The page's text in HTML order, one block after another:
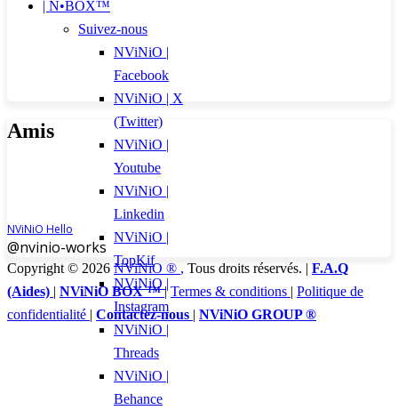
Amis
NViNiO Hello
@nvinio-works
Copyright © 2026 NViNiO ® , Tous droits réservés. | F.A.Q
(Aides) | NViNiO BOX ™|Termes & conditions | Politique de
confidentialité | Contactez-nous | NViNiO GROUP ®
| N•BOX™
Suivez-nous
NViNiO |
Facebook
NViNiO | X
(Twitter)
NViNiO |
Youtube
NViNiO |
Linkedin
NViNiO |
TopKif
NViNiO |
Instagram
NViNiO |
Threads
NViNiO |
Behance